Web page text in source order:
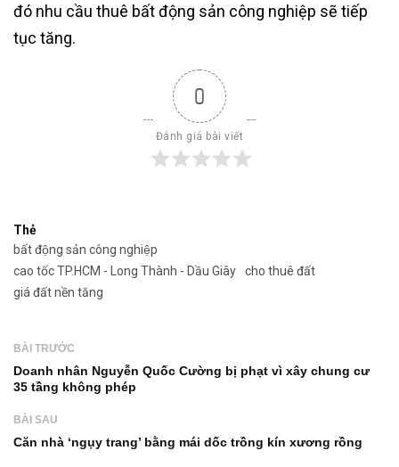
đó nhu cầu thuê bất động sản công nghiệp sẽ tiếp
tục tăng.
0
Đánh giá bài viết
Thẻ
bất động sản công nghiệp
cao tốc TP.HCM - Long Thành - Dầu Giây
cho thuê đất
giá đất nền tăng
BÀI TRƯỚC
Doanh nhân Nguyễn Quốc Cường bị phạt vì xây chung cư
35 tầng không phép
BÀI SAU
Căn nhà ‘ngụy trang’ bằng mái dốc trồng kín xương rồng